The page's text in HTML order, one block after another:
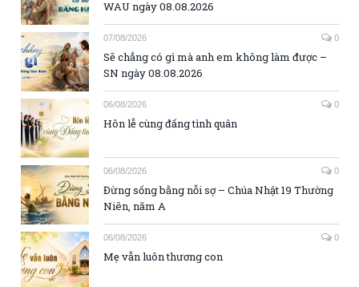
WAU ngày 08.08.2026
07/08/2026 0
Sẽ chẳng có gì mà anh em không làm được –
SN ngày 08.08.2026
06/08/2026 0
Hôn lễ cùng đấng tình quân
06/08/2026 0
Đừng sống bằng nỗi sợ – Chúa Nhật 19 Thường
Niên, năm A
06/08/2026 0
Mẹ vẫn luôn thương con